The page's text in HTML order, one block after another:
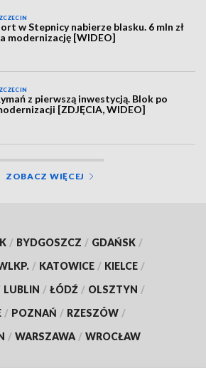
w Stepnicy nabierze blasku. 6 mln zł
modernizację [WIDEO]
z pierwszą inwestycją. Blok po
[ZDJĘCIA, WIDEO]
ZOBACZ WIĘCEJ
/ BYDGOSZCZ / GDAŃSK /
/ KATOWICE / KIELCE /
LUBLIN / ŁÓDŹ / OLSZTYN /
/ POZNAŃ / RZESZÓW /
/ WARSZAWA / WROCŁAW